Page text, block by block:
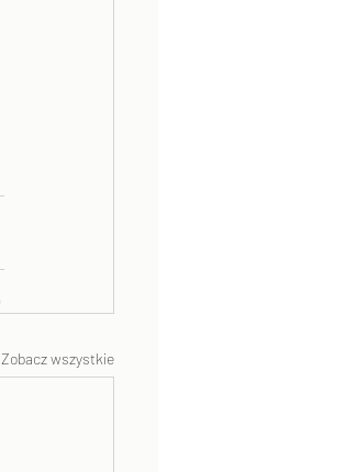
Zobacz wszystkie